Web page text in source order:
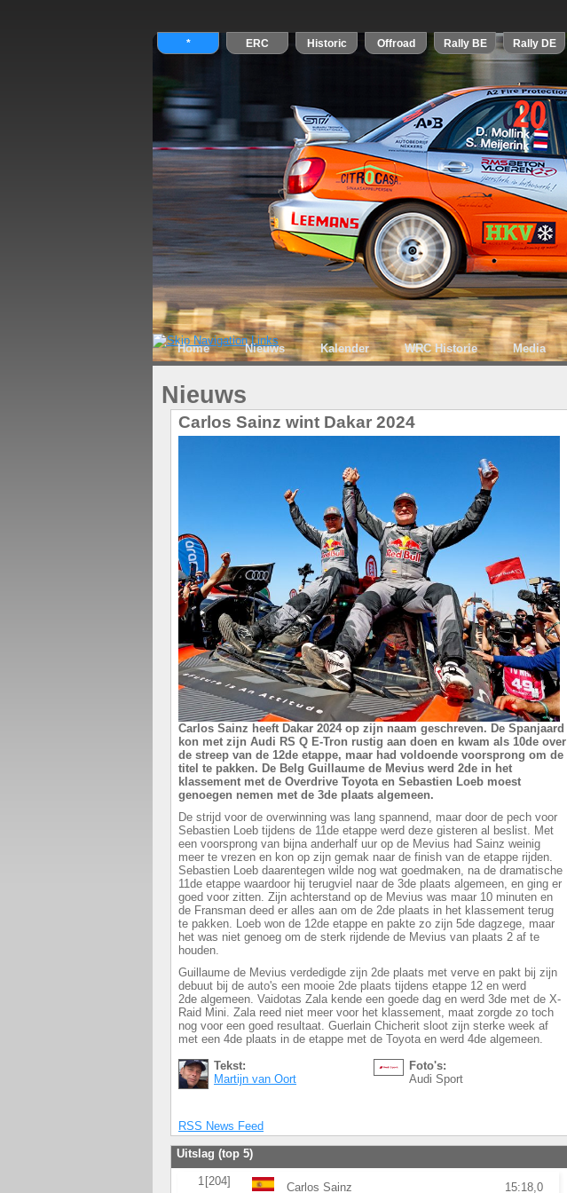
Home Nieuws Kalender WRC Historie Media
Nieuws
Carlos Sainz wint Dakar 2024
Carlos Sainz heeft Dakar 2024 op zijn naam geschreven. De Spanjaard
kon met zijn Audi RS Q E-Tron rustig aan doen en kwam als 10de over
de streep van de 12de etappe, maar had voldoende voorsprong om de
titel te pakken. De Belg Guillaume de Mevius werd 2de in het
klassement met de Overdrive Toyota en Sebastien Loeb moest
genoegen nemen met de 3de plaats algemeen.
De strijd voor de overwinning was lang spannend, maar door de pech voor
Sebastien Loeb tijdens de 11de etappe werd deze gisteren al beslist. Met
een voorsprong van bijna anderhalf uur op de Mevius had Sainz weinig
meer te vrezen en kon op zijn gemak naar de finish van de etappe rijden.
Sebastien Loeb daarentegen wilde nog wat goedmaken, na de dramatische
11de etappe waardoor hij terugviel naar de 3de plaats algemeen, en ging er
goed voor zitten. Zijn achterstand op de Mevius was maar 10 minuten en
de Fransman deed er alles aan om de 2de plaats in het klassement terug
te pakken. Loeb won de 12de etappe en pakte zo zijn 5de dagzege, maar
het was niet genoeg om de sterk rijdende de Mevius van plaats 2 af te
houden.
Guillaume de Mevius verdedigde zijn 2de plaats met verve en pakt bij zijn
debuut bij de auto's een mooie 2de plaats tijdens etappe 12 en werd
2de algemeen. Vaidotas Zala kende een goede dag en werd 3de met de X-
Raid Mini. Zala reed niet meer voor het klassement, maat zorgde zo toch
nog voor een goed resultaat. Guerlain Chicherit sloot zijn sterke week af
met een 4de plaats in de etappe met de Toyota en werd 4de algemeen.
Tekst:
Martijn van Oort
Foto's:
Audi Sport
RSS News Feed
Uitslag (top 5)
1 [204] Carlos Sainz 15:18,0